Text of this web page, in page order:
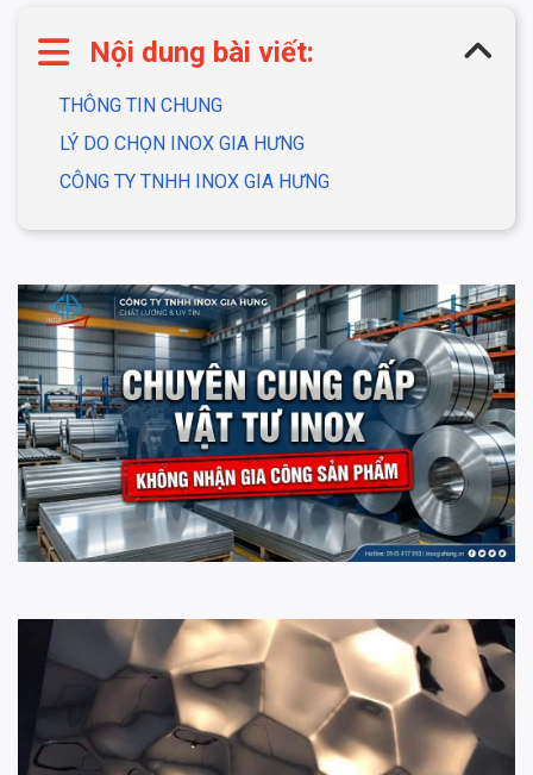
Nội dung bài viết:
THÔNG TIN CHUNG
LÝ DO CHỌN INOX GIA HƯNG
CÔNG TY TNHH INOX GIA HƯNG